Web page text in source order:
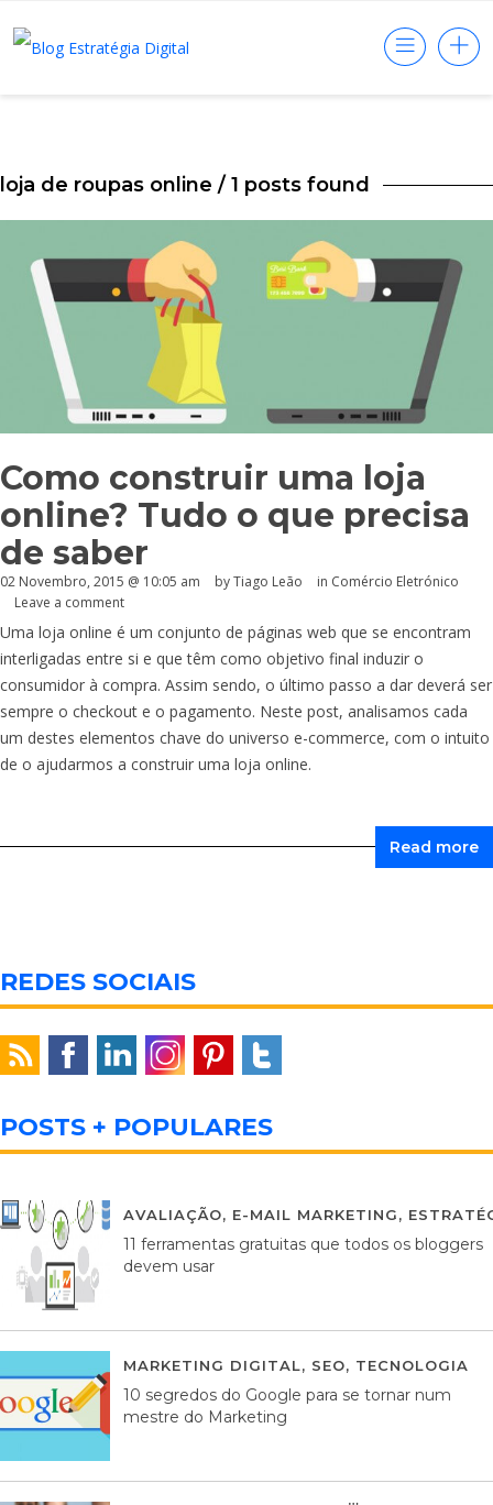
loja de roupas online / 1 posts found
Como construir uma loja
online? Tudo o que precisa
de saber
02 Novembro, 2015 @ 10:05 am by Tiago Leão in Comércio Eletrónico
Leave a comment
Uma loja online é um conjunto de páginas web que se encontram
interligadas entre si e que têm como objetivo final induzir o
consumidor à compra. Assim sendo, o último passo a dar deverá ser
sempre o checkout e o pagamento. Neste post, analisamos cada
um destes elementos chave do universo e-commerce, com o intuito
de o ajudarmos a construir uma loja online.
Read more
REDES SOCIAIS
POSTS + POPULARES
AVALIAÇÃO, E-MAIL MARKETING,
11 ferramentas gratuitas que todos os bloggers
devem usar
MARKETING DIGITAL, SEO, TECNOLOGIA
10 segredos do Google para se tornar num
mestre do Marketing